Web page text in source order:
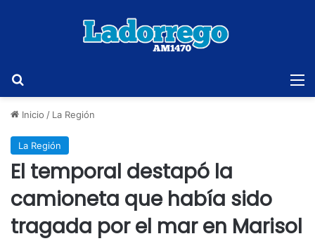
Inicio / La Región
La Región
El temporal destapó la
camioneta que había sido
tragada por el mar en Marisol